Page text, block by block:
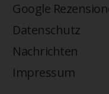
Google
Datenschutz
Nachrichten
Impressum